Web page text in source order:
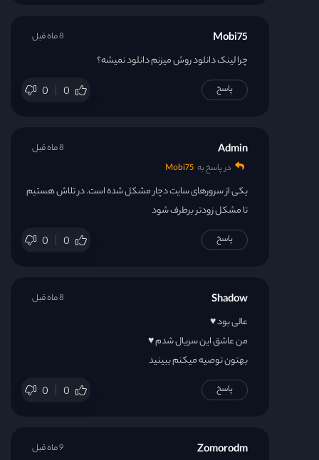
Mobi75
چرا لینک دانلود روش میزنم دانلود نمیشه؟
0 0
8 ماه قبل
پاسخ
Admin
در پاسخ به Mobi75
یکی از سرورهای سایت دچار مشکل شده است. در تلاش هستیم
تا مشکل زودتر برطرف شود
0 0
8 ماه قبل
پاسخ
Shadow
عالی بود ♥️
من عاشق این سریال شدم ♥️
بهتون توصيه میکنم ببینید
0 0
8 ماه قبل
پاسخ
Zomorodm 9 ماه قبل